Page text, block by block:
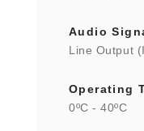
Audio
Line Output
Operating
0ºC - 40ºC